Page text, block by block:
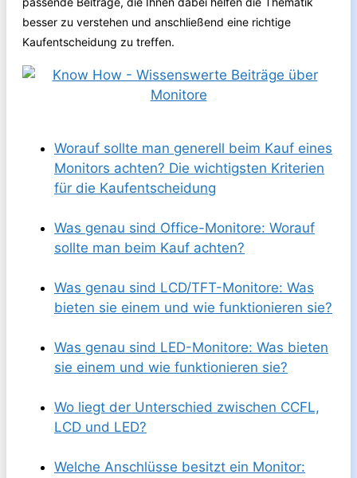
besser zu verstehen und anschließend eine richtige
Kaufentscheidung zu treffen.
Worauf sollte man generell beim Kauf eines
Monitors achten? Die wichtigsten Kriterien
für die Kaufentscheidung
Was genau sind Office-Monitore: Worauf
sollte man beim Kauf achten?
Was genau sind LCD/TFT-Monitore: Was
bieten sie einem und wie funktionieren sie?
Was genau sind LED-Monitore: Was bieten
sie einem und wie funktionieren sie?
Wo liegt der Unterschied zwischen CCFL,
LCD und LED?
Welche Anschlüsse besitzt ein Monitor: